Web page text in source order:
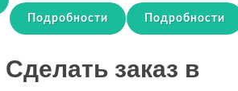
Подробности Подробности
Сделать заказ в